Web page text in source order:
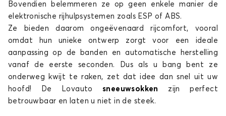
Bovendien belemmeren ze op geen enkele manier de
elektronische rijhulpsystemen zoals ESP of ABS.
Ze bieden daarom ongeëvenaard rijcomfort, vooral
omdat hun unieke ontwerp zorgt voor een ideale
aanpassing op de banden en automatische herstelling
vanaf de eerste seconden. Dus als u bang bent ze
onderweg kwijt te raken, zet dat idee dan snel uit uw
hoofd! De Lovauto
sneeuwsokken zijn perfect
betrouwbaar en laten u niet in de steek.